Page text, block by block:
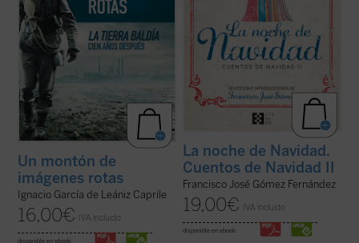
Un montón de
imágenes rotas
Ignacio García de Leániz Caprile
16,00€ IVA incluido
disponible en ebook:
La noche de Navidad.
Cuentos de Navidad II
Francisco José Gómez Fernández
19,00€ IVA incluido
disponible en ebook: